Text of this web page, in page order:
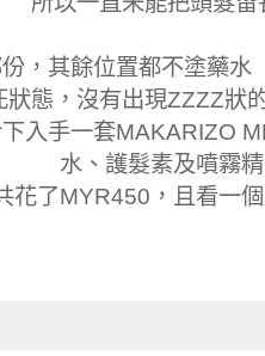
，其餘位置都不塗藥水
狀態，沒有出現ZZZZ狀
入手一套MAKARIZO
水、護髮素及噴霧
花了MYR450，且看一